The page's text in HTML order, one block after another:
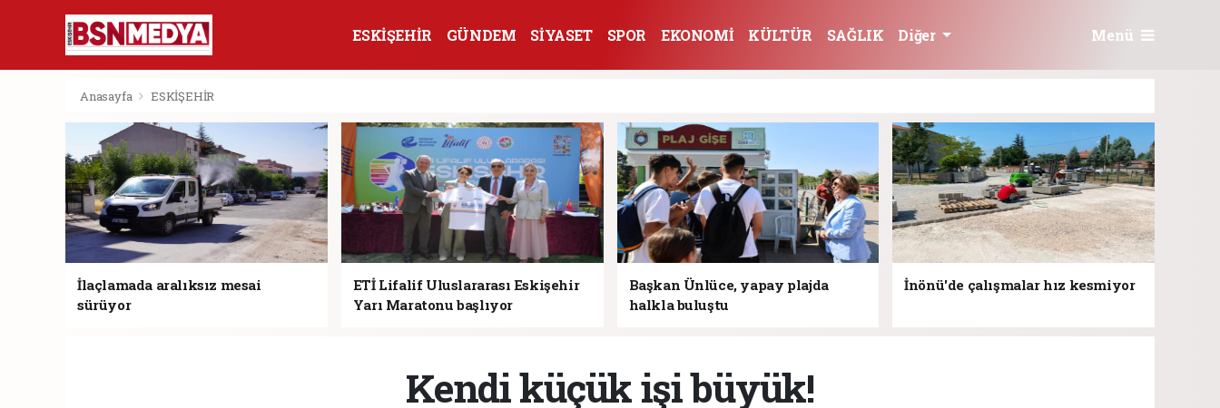
ESKİŞEHİR GÜNDEM SİYASET SPOR EKONOMİ KÜLTÜR SAĞLIK Diğer Menü
Anasayfa ESKİŞEHİR
İlaçlamada aralıksız mesai
sürüyor
ETİ Lifalif Uluslararası Eskişehir
Yarı Maratonu başlıyor
Başkan Ünlüce, yapay plajda
halkla buluştu
İnönü'de çalışmalar hız kesmiyor
Kendi küçük işi büyük!